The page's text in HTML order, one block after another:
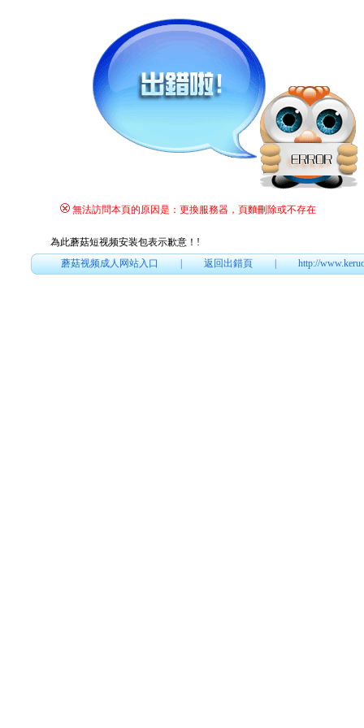
無法訪問本頁的原因是：更換服務器，頁麵刪除或不存在
為此蘑菇短视频安装包表示歉意！ !
蘑菇视频成人网站入口|返回出錯頁|http://